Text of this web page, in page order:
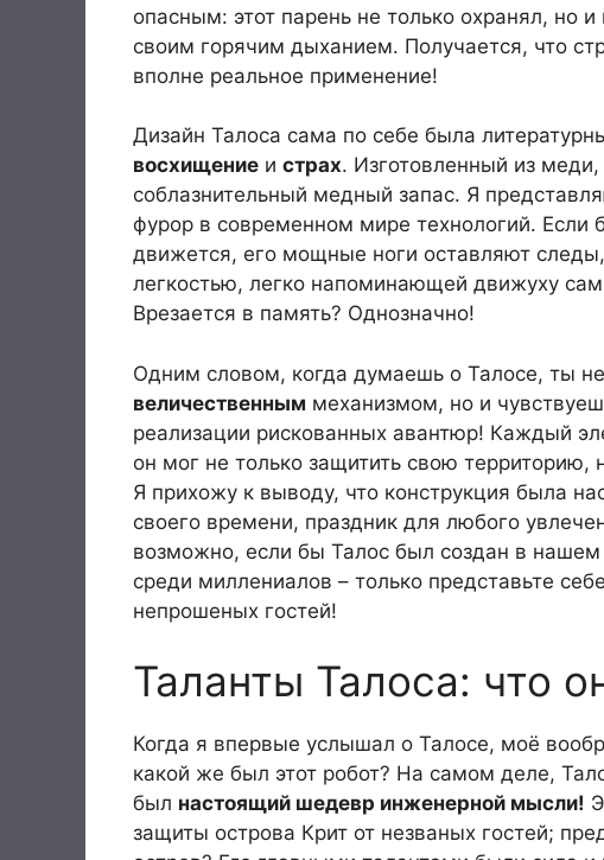
опасным: этот парень не только охранял, но и
своим горячим дыханием. Получается, что
вполне реальное применение!
Дизайн Талоса сама по себе была
восхищение и страх. Изготовленный из
соблазнительный медный запас. Я
фурор в современном мире технологий. Если
движется, его мощные ноги оставляют
легкостью, легко напоминающей движуху
Врезается в память? Однозначно!
Одним словом, когда думаешь о Талосе, ты
величественным механизмом, но и
реализации рискованных авантюр! Каждый
он мог не только защитить свою территорию,
Я прихожу к выводу, что конструкция была
своего времени, праздник для любого
возможно, если бы Талос был создан в
среди миллениалов – только представьте
непрошеных гостей!
Таланты Талоса: что
Когда я впервые услышал о Талосе, моё
какой же был этот робот? На самом деле,
был настоящий шедевр инженерной мысли!
защиты острова Крит от незваных гостей;